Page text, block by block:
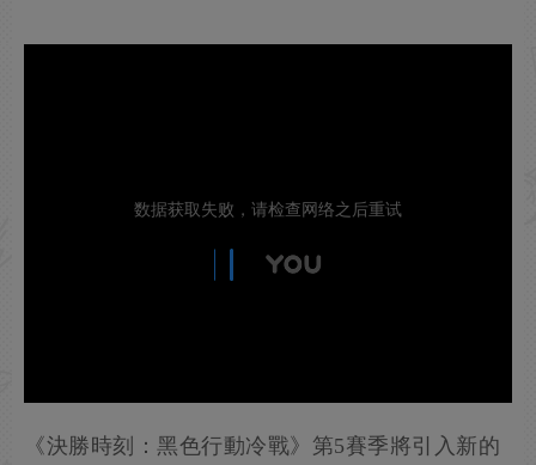
《決勝時刻：黑色行動冷戰》第5賽季將引入新的